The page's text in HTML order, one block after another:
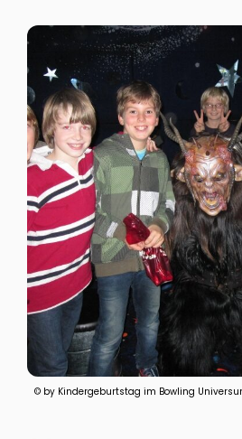
© by Kindergeburtstag im Bowling